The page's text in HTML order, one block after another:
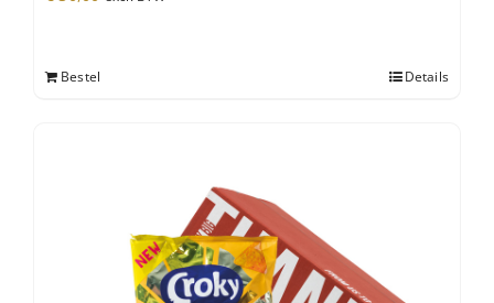
Bestel Details